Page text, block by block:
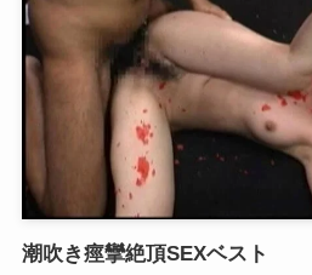
潮吹き痙攣絶頂SEXベスト